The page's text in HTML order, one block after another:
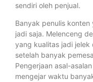
sendiri oleh penjual.
Banyak penulis
jadi saja. Melenceng
yang kualitas jadi
setelah banyak
Pengerjaan asal-
mengejar waktu